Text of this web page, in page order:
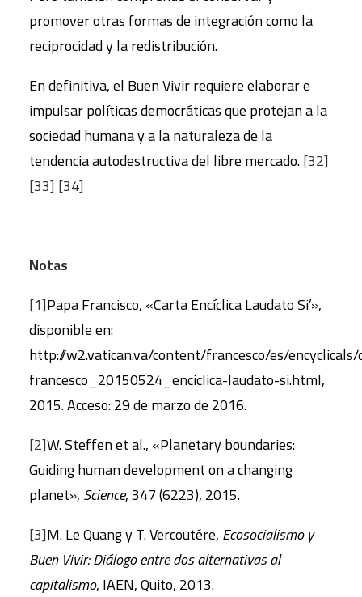
promover otras formas de integración como la
reciprocidad y la redistribución.
En definitiva, el Buen Vivir requiere elaborar e
impulsar políticas democráticas que protejan a la
sociedad humana y a la naturaleza de la
tendencia autodestructiva del libre mercado.[32]
[33] [34]
Notas
[1]Papa Francisco, «Carta Encíclica Laudato Si’»,
disponible en:
http://w2.vatican.va/content/francesco/es/
francesco_20150524_enciclica-laudato-si.html,
2015. Acceso: 29 de marzo de 2016.
[2]W. Steffen et al., «Planetary boundaries:
Guiding human development on a changing
planet», Science, 347 (6223), 2015.
[3]M. Le Quang y T. Vercoutére, Ecosocialismo y
Buen Vivir: Diálogo entre dos alternativas al
capitalismo, IAEN, Quito, 2013.